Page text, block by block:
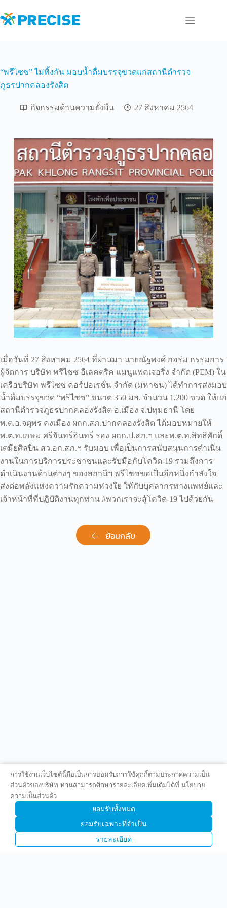
to
content
“พรีไซซ” ไม่ทิ้งกัน มอบน้ำดื่มบรรจุขวดแก่สถานีตำรวจ
ภูธรปากคลองรังสิต
กิจกรรมด้านความยั่งยืน 27 สิงหาคม 2564
เมื่อวันที่ 27 สิงหาคม 2564 ที่ผ่านมา นายณัฐพงศ์ กอร่ม กรรมการ
ผู้จัดการ บริษัท พรีไซซ อีเลคตริค แมนูแฟคเจอริ่ง จำกัด (PEM) ใน
เครือบริษัท พรีไซซ คอร์ปอเรชั่น จำกัด (มหาชน) ได้ทำการส่งมอบ
น้ำดื่มบรรจุขวด “พรีไซซ” ขนาด 350 มล. จำนวน 1,200 ขวด ให้แก่
สถานีตำรวจภูธรปากคลองรังสิต อ.เมือง จ.ปทุมธานี โดย
พ.ต.อ.จตุพร คงเมือง ผกก.สภ.ปากคลองรังสิต ได้มอบหมายให้
พ.ต.ท.เกษม ศรีจันทร์อินทร์ รอง ผกก.ป.สภ.ฯ และพ.ต.ท.สิทธิศักดิ์
เตมียศิลปิน สว.อก.สภ.ฯ รับมอบ เพื่อเป็นการสนับสนุนการดำเนิน
งานในการบริการประชาชนและรับมือกับโควิด-19 รวมถึงการ
ดำเนินงานด้านต่างๆ ของสถานีฯ พรีไซซขอเป็นอีกหนึ่งกำลังใจ
ส่งต่อพลังแห่งความรักความห่วงใย ให้กับบุคลากรทางแพทย์และ
เจ้าหน้าที่ที่ปฏิบัติงานทุกท่าน #พวกเราจะสู้โควิด-19 ไปด้วยกัน
ย้อนกลับ
การใช้งานเว็บไซต์นี้ถือเป็นการยอมรับการใช้คุกกี้ตามประกาศความเป็น
ส่วนตัวของบริษัท ท่านสามารถศึกษารายละเอียดเพิ่มเติมได้ที่ นโยบาย
ความเป็นส่วนตัว
ยอมรับทั้งหมด
ยอมรับเฉพาะที่จำเป็น
รายละเอียด